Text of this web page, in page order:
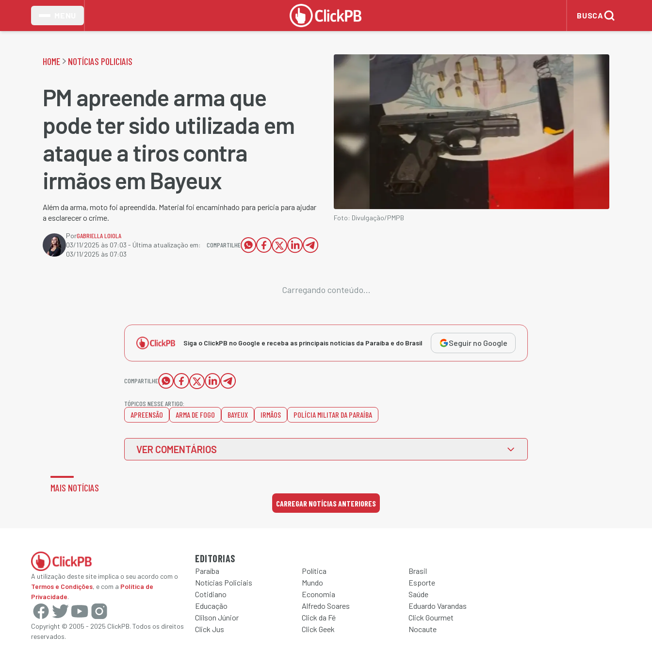
BUSCA
HOME NOTÍCIAS POLICIAIS
PM apreende arma que
pode ter sido utilizada em
ataque a tiros contra
irmãos em Bayeux
Além da arma, moto foi apreendida. Material foi encaminhado para perícia para ajudar
a esclarecer o crime.
PorGABRIELLA LOIOLA
03/11/2025 às 07:03 - Última atualização em:
03/11/2025 às 07:03
COMPARTILHE
Foto: Divulgação/PMPB
Carregando conteúdo...
Siga o ClickPB no Google e receba as principais notícias da Paraíba e do Brasil Seguir no Google
COMPARTILHE
TÓPICOS NESSE ARTIGO:
APREENSÃO ARMA DE FOGO BAYEUX IRMÃOS POLÍCIA MILITAR DA PARAÍBA
VER COMENTÁRIOS
MAIS NOTÍCIAS
CARREGAR NOTÍCIAS ANTERIORES
A utilização deste site implica o seu acordo com o
Termos e Condições, e com a Política de
Privacidade.
Copyright © 2005 - 2025 ClickPB. Todos os direitos
reservados.
EDITORIAS
Paraíba Política
Brasil
Notícias Policiais
Mundo
Esporte
Cotidiano
Economia
Saúde
Educação
Alfredo Soares
Eduardo Varandas
Clilson Júnior
Click da Fé
Click Gourmet
Click Jus
Click Geek Nocaute